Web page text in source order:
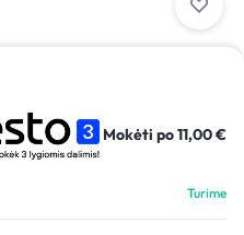
Mokėti po11,00€
Turime